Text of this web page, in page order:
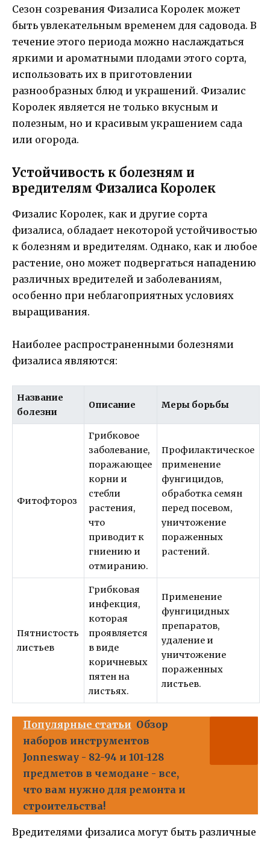
Сезон созревания Физалиса Королек может
быть увлекательным временем для садовода. В
течение этого периода можно наслаждаться
яркими и ароматными плодами этого сорта,
использовать их в приготовлении
разнообразных блюд и украшений. Физалис
Королек является не только вкусным и
полезным, но и красивым украшением сада
или огорода.
Устойчивость к болезням и
вредителям Физалиса Королек
Физалис Королек, как и другие сорта
физалиса, обладает некоторой устойчивостью
к болезням и вредителям. Однако, как и любое
растение, оно может подвергаться нападению
различных вредителей и заболеваниям,
особенно при неблагоприятных условиях
выращивания.
Наиболее распространенными болезнями
физалиса являются:
Название
болезни
Описание Меры борьбы
Фитофтороз
Грибковое
заболевание,
поражающее
корни и
стебли
растения,
что
приводит к
гниению и
отмиранию.
Профилактическое
применение
фунгицидов,
обработка семян
перед посевом,
уничтожение
пораженных
растений.
Пятнистость
листьев
Грибковая
инфекция,
которая
проявляется
в виде
коричневых
пятен на
листьях.
Применение
фунгицидных
препаратов,
удаление и
уничтожение
пораженных
листьев.
Популярные статьи Обзор
наборов инструментов
Jonnesway - 82-94 и 101-128
предметов в чемодане - все,
что вам нужно для ремонта и
строительства!
Вредителями физалиса могут быть различные